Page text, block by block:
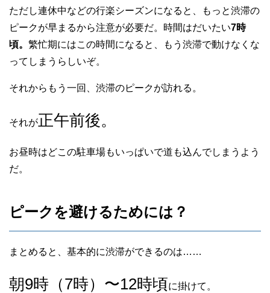
ただし連休中などの行楽シーズンになると、もっと渋滞の
ピークが早まるから注意が必要だ。時間はだいたい7時
頃。 繁忙期にはこの時間になると、もう渋滞で動けなくな
ってしまうらしいぞ。
それからもう一回、渋滞のピークが訪れる。
それが正午前後。
お昼時はどこの駐車場もいっぱいで道も込んでしまうよう
だ。
ピークを避けるためには？
まとめると、基本的に渋滞ができるのは……
朝9時（7時）〜12時頃に掛けて。